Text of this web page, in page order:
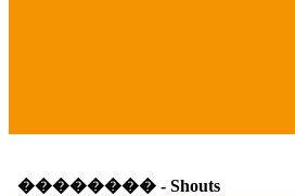
�������� - Shouts